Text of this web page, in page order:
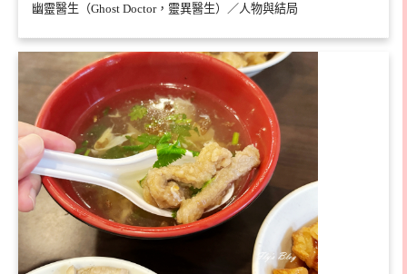
幽靈醫生（Ghost Doctor，靈異醫生）／人物與結局